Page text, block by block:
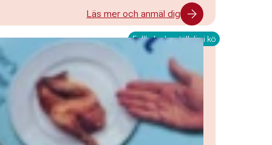
Läs mer och anmäl dig
Fullbokad – ställ dig i kö